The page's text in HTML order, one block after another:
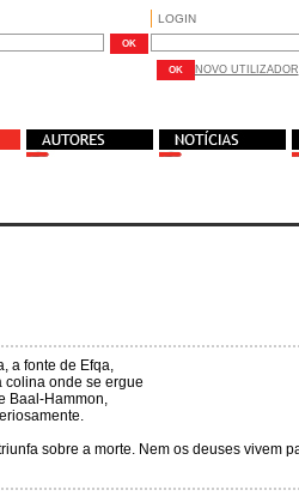
LOGIN
NOVO UTILIZADOR
a fonte de Efqa,
colina onde se ergue
Baal-Hammon,
sobre a morte. Nem os deuses vivem